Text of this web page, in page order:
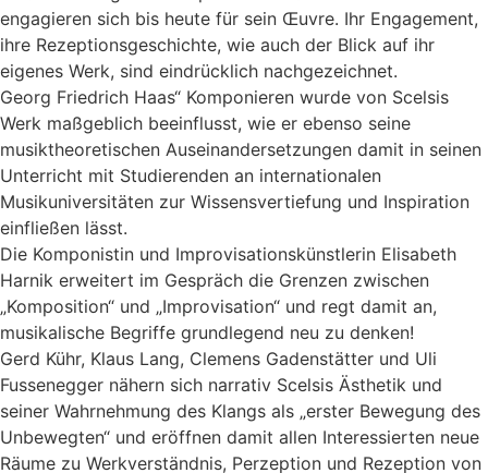
engagieren sich bis heute für sein Œuvre. Ihr Engagement,
ihre Rezeptionsgeschichte, wie auch der Blick auf ihr
eigenes Werk, sind eindrücklich nachgezeichnet.
Georg Friedrich Haas“ Komponieren wurde von Scelsis
Werk maßgeblich beeinflusst, wie er ebenso seine
musiktheoretischen Auseinandersetzungen damit in seinen
Unterricht mit Studierenden an internationalen
Musikuniversitäten zur Wissensvertiefung und Inspiration
einfließen lässt.
Die Komponistin und Improvisationskünstlerin Elisabeth
Harnik erweitert im Gespräch die Grenzen zwischen
„Komposition“ und „Improvisation“ und regt damit an,
musikalische Begriffe grundlegend neu zu denken!
Gerd Kühr, Klaus Lang, Clemens Gadenstätter und Uli
Fussenegger nähern sich narrativ Scelsis Ästhetik und
seiner Wahrnehmung des Klangs als „erster Bewegung des
Unbewegten“ und eröffnen damit allen Interessierten neue
Räume zu Werk­verständnis, Perzeption und Rezeption von